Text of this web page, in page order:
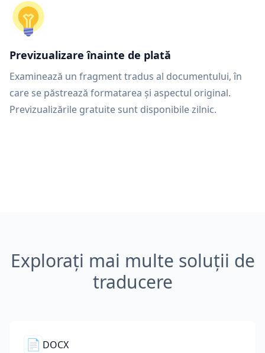
Previzualizare înainte de plată
Examinează un fragment tradus al documentului, în
care se păstrează formatarea și aspectul original.
Previzualizările gratuite sunt disponibile zilnic.
Explorați mai multe soluții de
traducere
📄 DOCX